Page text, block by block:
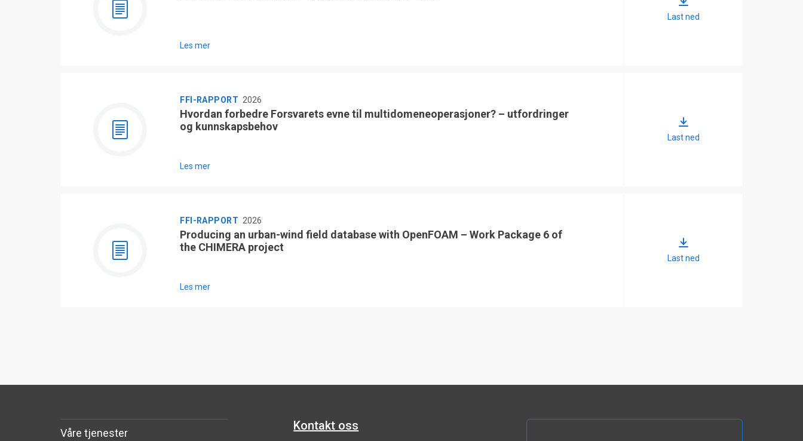
Les mer
Last ned
FFI-RAPPORT 2026
Hvordan forbedre Forsvarets evne til multidomeneoperasjoner? – utfordringer
og kunnskapsbehov
Les mer
Last ned
FFI-RAPPORT 2026
Producing an urban-wind field database with OpenFOAM – Work Package 6 of
the CHIMERA project
Les mer
Last ned
Våre tjenester
Kontakt oss